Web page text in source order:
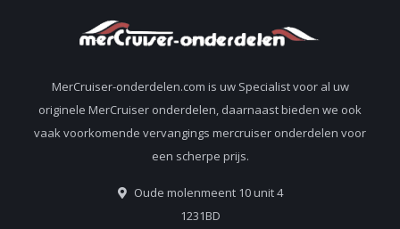
MerCruiser-onderdelen.com is uw Specialist voor al uw
originele MerCruiser onderdelen, daarnaast bieden we ook
vaak voorkomende vervangings mercruiser onderdelen voor
een scherpe prijs.
Oude molenmeent 10 unit 4
1231BD